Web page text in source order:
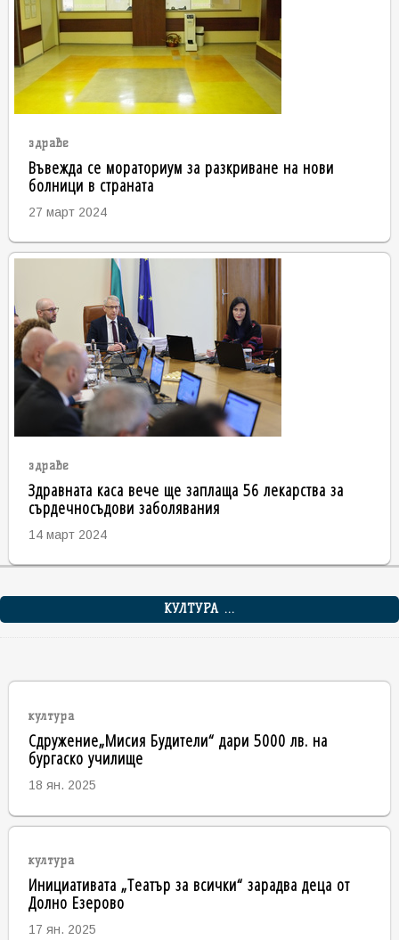
здраве
Въвежда се мораториум за разкриване на нови
болници в страната
27 март 2024
здраве
Здравната каса вече ще заплаща 56 лекарства за
сърдечносъдови заболявания
14 март 2024
КУЛТУРА ...
култура
Сдружение„Мисия Будители“ дари 5000 лв. на
бургаско училище
18 ян. 2025
култура
Инициативата „Театър за всички“ зарадва деца от
Долно Езерово
17 ян. 2025